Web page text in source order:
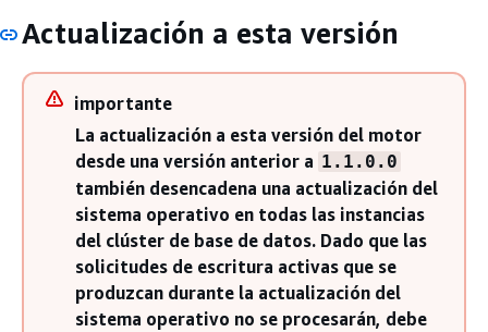
Actualización a esta versión
importante
La actualización a esta versión del motor
desde una versión anterior a 1.1.0.0
también desencadena una actualización del
sistema operativo en todas las instancias
del clúster de base de datos. Dado que las
solicitudes de escritura activas que se
produzcan durante la actualización del
sistema operativo no se procesarán, debe